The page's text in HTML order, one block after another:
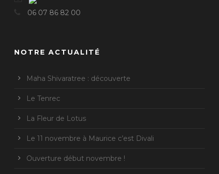
06 07 86 82 00
NOTRE ACTUALITÉ
Maha Shivaratree : découverte
Le Tenrec
La Fleur de Lotus
Le 11 novembre à Maurice c’est Divali
Ouverture début novembre !